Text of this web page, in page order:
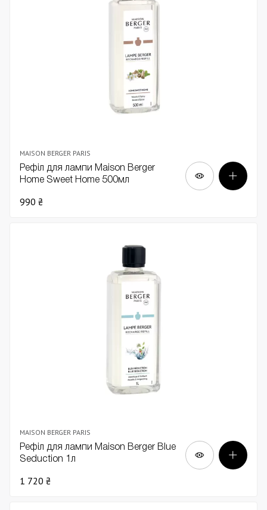
MAISON BERGER PARIS
Рефіл для лампи Maison Berger
Home Sweet Home 500мл
990 ₴
MAISON BERGER PARIS
Рефіл для лампи Maison Berger Blue
Seduction 1л
1 720 ₴